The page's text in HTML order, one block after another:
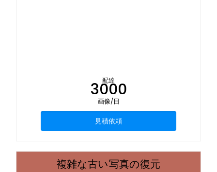
配達
3000
画像/日
見積依頼
複雑な古い写真の復元